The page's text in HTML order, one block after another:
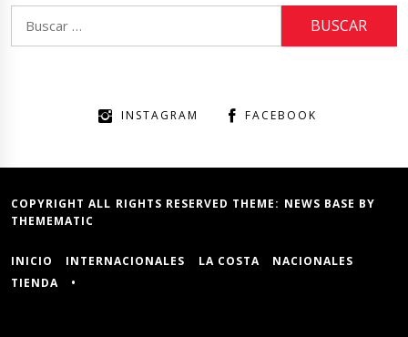
INSTAGRAM FACEBOOK
COPYRIGHT ALL RIGHTS RESERVED THEME: NEWS BASE BY
THEMEMATIC
INICIO INTERNACIONALES LA COSTA
NACIONALES
TIENDA
•